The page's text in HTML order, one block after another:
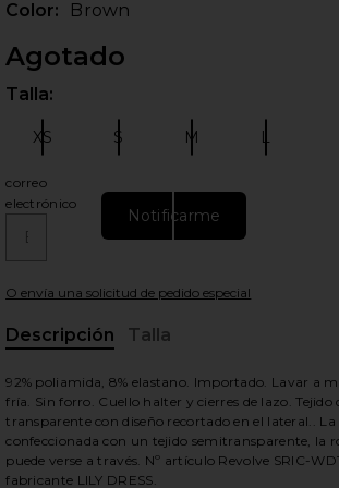
diapositivas
Color: Brown
Agotado
Talla:
XS S M L
correo
electrónico
Notificarme
O envía una solicitud de pedido especial
Descripción
Talla
92% poliamida, 8% elastano. Importado. Lavar a
fría. Sin forro. Cuello halter y cierres de lazo.
transparente con diseño recortado en el lateral.. La
confeccionada con un tejido semitransparente, la
puede verse a través. Nº artículo Revolve SRIC-
fabricante LILY DRESS.